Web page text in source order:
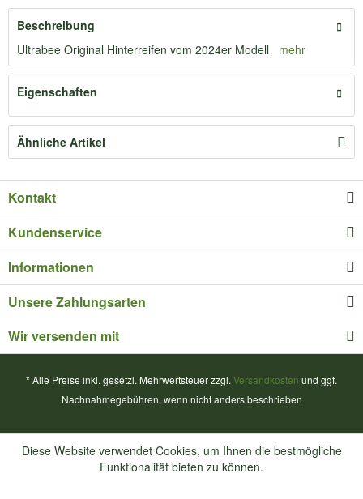
Beschreibung
Ultrabee Original Hinterreifen vom 2024er Modell mehr
Eigenschaften
Ähnliche Artikel
Kontakt
Kundenservice
Informationen
Unsere Zahlungsarten
Wir versenden mit
* Alle Preise inkl. gesetzl. Mehrwertsteuer zzgl. Versandkosten und ggf.
Nachnahmegebühren, wenn nicht anders beschrieben
Diese Website verwendet Cookies, um Ihnen die bestmögliche
Funktionalität bieten zu können.